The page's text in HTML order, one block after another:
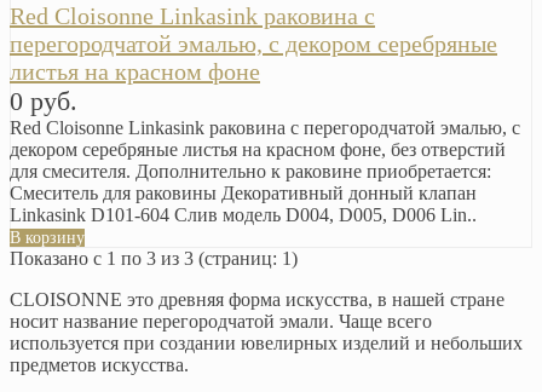
Red Cloisonne Linkasink раковина c
перегородчатой эмалью, с декором серебряные
листья на красном фоне
0 руб.
Red Cloisonne Linkasink раковина c перегородчатой эмалью, с
декором серебряные листья на красном фоне, без отверстий
для смесителя. Дополнительно к раковине приобретается:
Смеситель для раковины Декоративный донный клапан
Linkasink D101-604 Cлив модель D004, D005, D006 Lin..
В корзину
Показано с 1 по 3 из 3 (страниц: 1)
CLOISONNE это древняя форма искусства, в нашей стране
носит название перегородчатой эмали. Чаще всего
используется при создании ювелирных изделий и небольших
предметов искусства.